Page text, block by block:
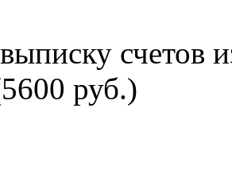
выписку счетов
руб.)